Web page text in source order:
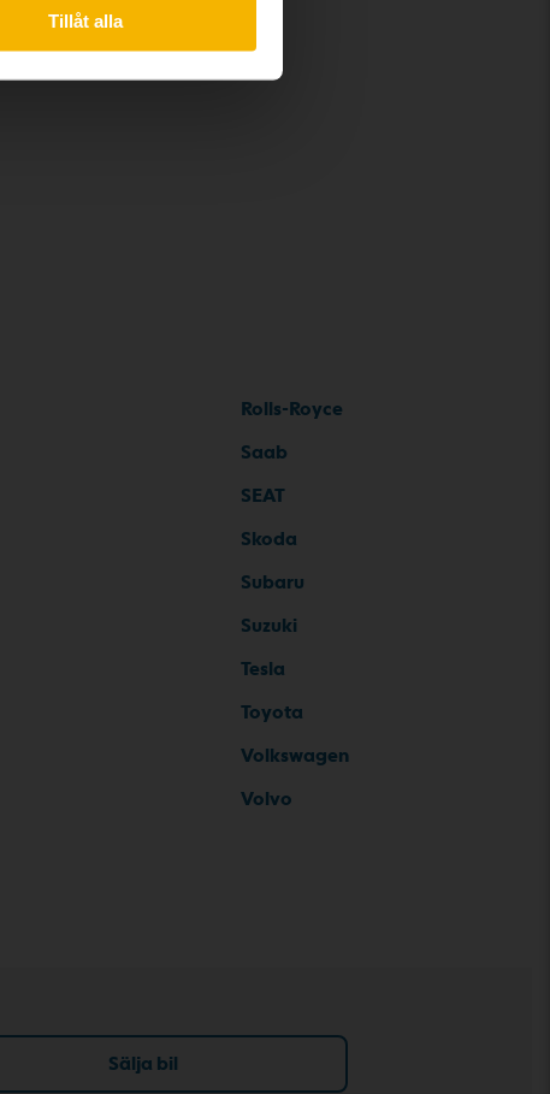
Tillåt alla
Rolls-Royce
Saab
SEAT
Skoda
Subaru
Suzuki
Tesla
Toyota
Volkswagen
Volvo
Sälja bil